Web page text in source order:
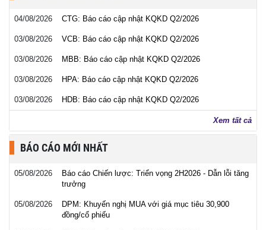
04/08/2026 CTG: Báo cáo cập nhật KQKD Q2/2026
03/08/2026 VCB: Báo cáo cập nhật KQKD Q2/2026
03/08/2026 MBB: Báo cáo cập nhật KQKD Q2/2026
03/08/2026 HPA: Báo cáo cập nhật KQKD Q2/2026
03/08/2026 HDB: Báo cáo cập nhật KQKD Q2/2026
Xem tất cả
BÁO CÁO MỚI NHẤT
05/08/2026
Báo cáo Chiến lược: Triển vọng 2H2026 - Dẫn lỗi tăng
trưởng
05/08/2026
DPM: Khuyến nghị MUA với giá mục tiêu 30,900
đồng/cổ phiếu